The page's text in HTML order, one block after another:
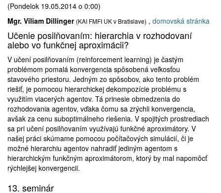
(Pondelok 19.05.2014 o 0:00)
Mgr. Viliam Dillinger (KAI FMFI UK v Bratislave) , domovská stránka
Učenie posilňovaním: hierarchia v rozhodovaní
alebo vo funkčnej aproximácii?
V učení posilňovaním (reinforcement learning) je častým
problémom pomalá konvergencia spôsobená veľkosťou
stavového priestoru. Jedným zo spôsobov, ako tento problém
riešiť, je pomocou hierarchickej dekompozície problému s
využitím viacerých agentov. Tá prinesie obmedzenia do
rozhodovania agentov, vďaka čomu sa zrýchli konvergencia,
avšak za cenu suboptimálneho riešenia. V spojitých prostrediach
sa pri učení posilňovaním využívajú funkčné aproximátory. V
našej práci skúmame pomocou počítačových simulácií, či je
možné hierarchiu agentov nahradiť jediným agentom s
hierarchickým funkčným aproximátorom, ktorý by mal napomôcť
rýchlejšej konvergencii.
13. seminár